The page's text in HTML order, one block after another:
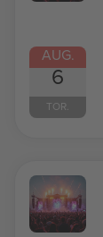
AUG.
6
TOR.